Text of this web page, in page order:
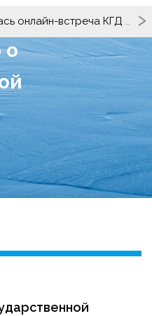
О продлении сроков предоставления сведений по Критериям Рейтинга ОЮЛ "СРО"КАТБ(П)" ›
о